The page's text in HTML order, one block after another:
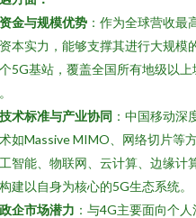
资金与规模优势 ：作为全球营收
本实力，能够支撑其进行大规模
5G基站，覆盖全国所有地级以
技术标准与产业协同 ：中国移动
如Massive MIMO、网络切片等
智能、物联网、云计算、边缘计
建以自身为核心的5G生态系统。
政企市场潜力 ：与4G主要面向个